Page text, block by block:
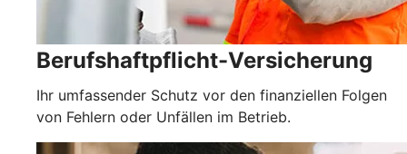
Berufshaftpflicht-Versicherung
Ihr umfassender Schutz vor den finanziellen Folgen
von Fehlern oder Unfällen im Betrieb.